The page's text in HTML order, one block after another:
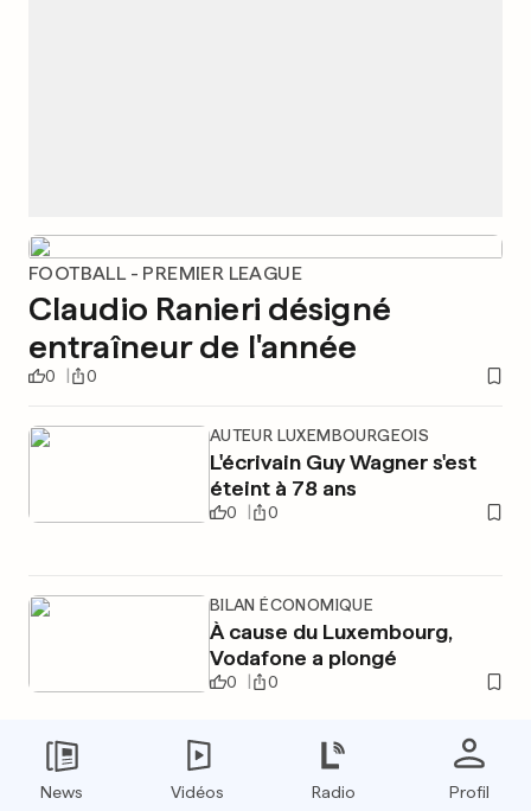
FOOTBALL - PREMIER LEAGUE
Claudio Ranieri désigné
entraîneur de l'année
0 0
AUTEUR LUXEMBOURGEOIS
L'écrivain Guy Wagner s'est
éteint à 78 ans
0 0
BILAN ÉCONOMIQUE
À cause du Luxembourg,
Vodafone a plongé
0 0
News Vidéos Radio Profil